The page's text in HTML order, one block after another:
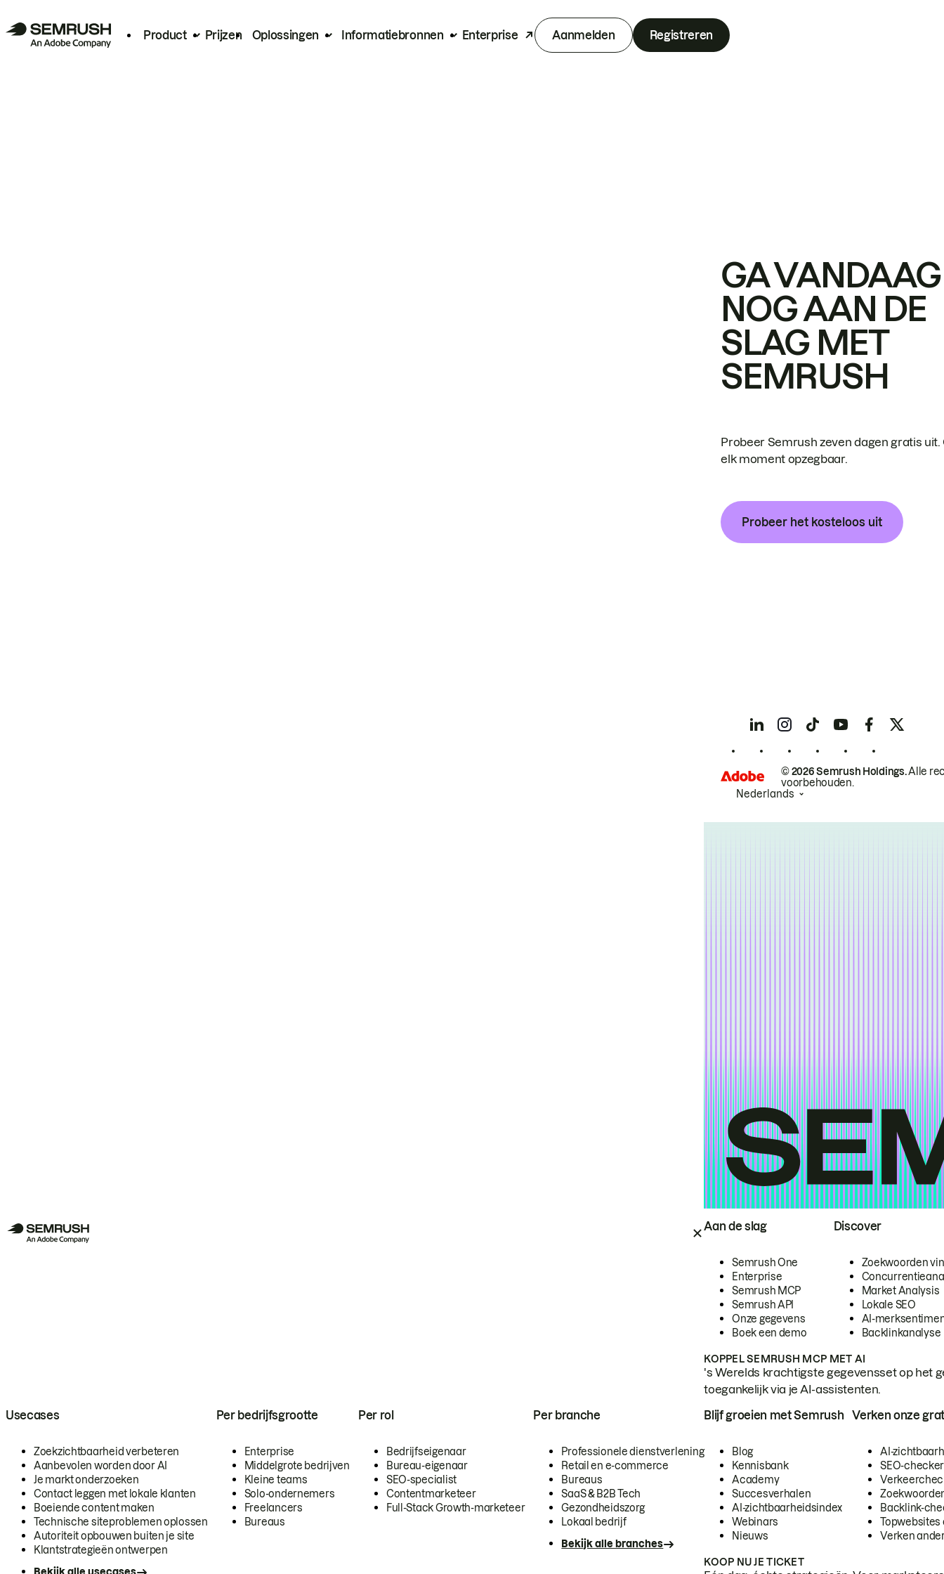
Product Prijzen Oplossingen Informatiebronnen Enterprise Aanmelden Registreren
Aan de slag
Semrush One
Enterprise
Semrush MCP
Semrush API
Onze gegevens
Boek een demo
Discover
Zoekwoorden
Market Analysis
Lokale SEO
AI-
Backlinkanalyse
KOPPEL SEMRUSH MCP MET AI
's Werelds krachtigste gegevensset op het
toegankelijk via je AI-assistenten.
Usecases
Zoekzichtbaarheid verbeteren
Aanbevolen worden door AI
Je markt onderzoeken
Contact leggen met lokale klanten
Boeiende content maken
Technische siteproblemen oplossen
Autoriteit opbouwen buiten je site
Klantstrategieën ontwerpen
Per bedrijfsgrootte
Enterprise
Middelgrote bedrijven
Kleine teams
Solo-ondernemers
Freelancers
Bureaus
Per rol
Bedrijfseigenaar
Bureau-eigenaar
SEO-specialist
Contentmarketeer
Full-Stack Growth-marketeer
Per branche
Professionele dienstverlening
Retail en e-commerce
Bureaus
SaaS & B2B Tech
Gezondheidszorg
Lokaal bedrijf
Bekijk alle branches
Blijf groeien met Semrush
Blog
Kennisbank
Academy
Succesverhalen
AI-zichtbaarheidsindex
Webinars
Nieuws
Verken onze
AI-
SEO-checker
Backlink-
Topwebsites
Verken
KOOP NU JE TICKET
GA VANDAAG
NOG AAN DE
SLAG MET
SEMRUSH
Probeer Semrush zeven dagen gratis uit.
elk moment opzegbaar.
Probeer het kosteloos uit
© 2026 Semrush Holdings.Alle
voorbehouden.
Nederlands